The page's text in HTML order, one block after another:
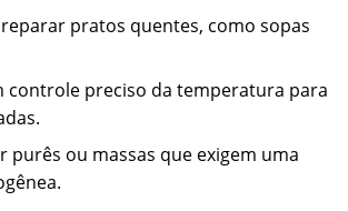
pratos quentes, como sopas
controle preciso da temperatura para
purês ou massas que exigem uma